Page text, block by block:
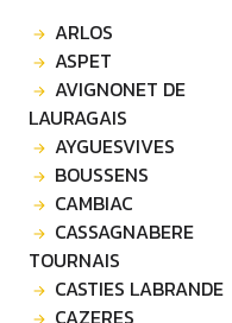
ARLOS
ASPET
AVIGNONET DE
LAURAGAIS
AYGUESVIVES
BOUSSENS
CAMBIAC
CASSAGNABERE
TOURNAIS
CASTIES LABRANDE